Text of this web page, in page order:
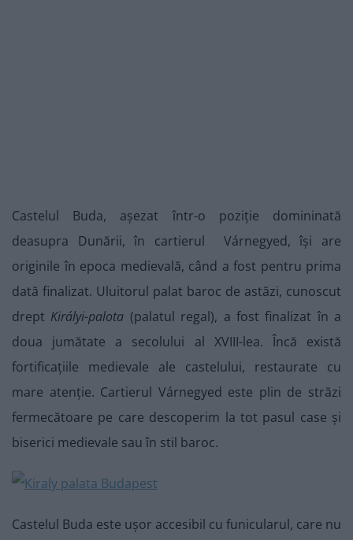
Castelul Buda, așezat într-o poziție domininată
deasupra Dunării, în cartierul Várnegyed, își are
originile în epoca medievală, când a fost pentru prima
dată finalizat. Uluitorul palat baroc de astăzi, cunoscut
drept Királyi-palota (palatul regal), a fost finalizat în a
doua jumătate a secolului al XVIII-lea. Încă există
fortificațiile medievale ale castelului, restaurate cu
mare atenție. Cartierul Várnegyed este plin de străzi
fermecătoare pe care descoperim la tot pasul case și
biserici medievale sau în stil baroc.
Castelul Buda este ușor accesibil cu funicularul, care nu